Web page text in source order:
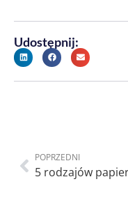
Udostępnij:
POPRZEDNI